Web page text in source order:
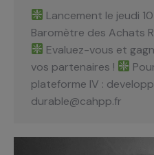
Lancement le jeudi
Baromètre des Achats
Evaluez-vous et
vos partenaires !
plateforme IV :
durable@cahpp.fr